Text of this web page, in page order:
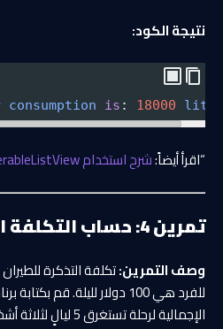
نتيجة الكود:
consumption is : 18000
“اقرأ أيضاً:شرح استخدام ReorderableListView في فلاتر
تمرين 4: حساب التكلفة الإجمالية لرحلة
وصف التمرين:
للفرد هي 100 دولار لليلة. قم
الإجمالية لرحلة تستغرق 5 ليالٍ لثلاثة أشخاص.